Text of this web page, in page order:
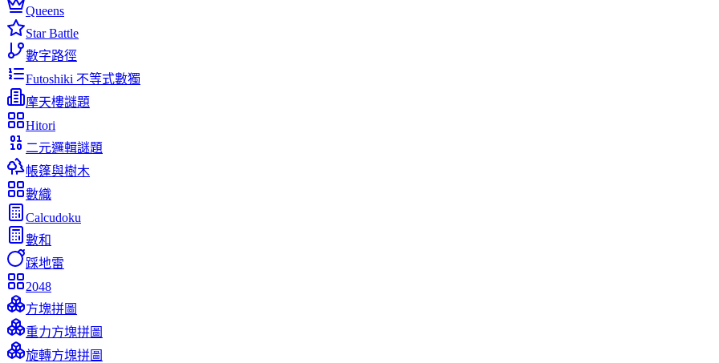
Queens
Star Battle
數字路徑
Futoshiki 不等式數獨
摩天樓謎題
Hitori
二元邏輯謎題
帳篷與樹木
數織
Calcudoku
數和
踩地雷
2048
方塊拼圖
重力方塊拼圖
旋轉方塊拼圖